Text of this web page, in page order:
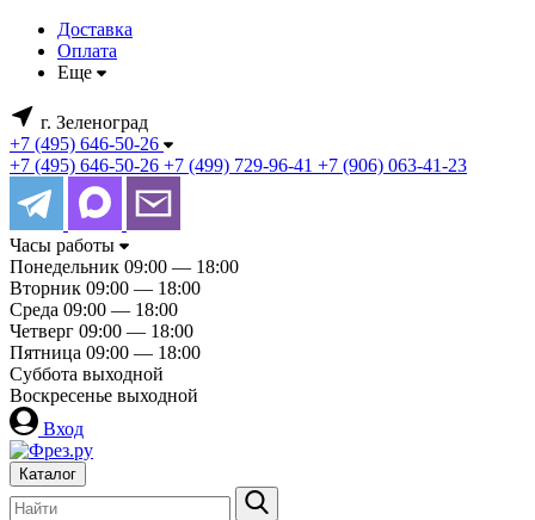
Доставка
Оплата
Еще
г. Зеленоград
+7 (495) 646-50-26
+7 (495) 646-50-26 +7 (499) 729-96-41 +7 (906) 063-41-23
Часы работы
Понедельник 09:00 — 18:00
Вторник 09:00 — 18:00
Среда 09:00 — 18:00
Четверг 09:00 — 18:00
Пятница 09:00 — 18:00
Суббота выходной
Воскресенье выходной
Вход
Каталог